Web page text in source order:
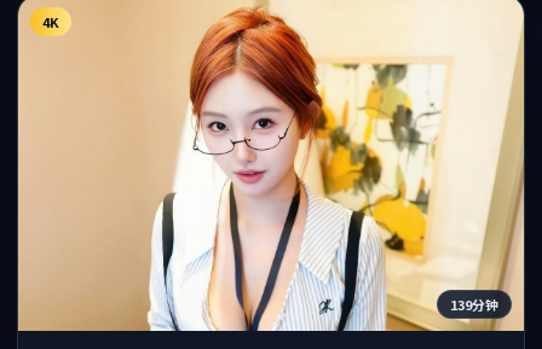
4K
139分钟